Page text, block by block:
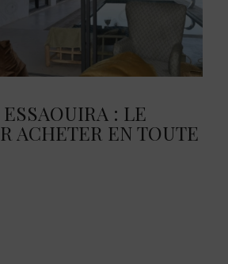
: LE
ACHETER EN TOUTE